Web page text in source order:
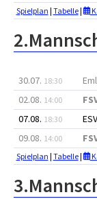
Spielplan | Tabelle|
30.07. 18:30
02.08. 14:00
07.08. 18:30
09.08. 14:00
Spielplan | Tabelle|